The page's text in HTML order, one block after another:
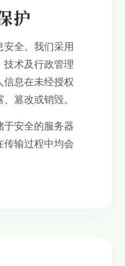
护
全。我们采用
技术及行政管理
息在未经授权
篡改或销毁。
于安全的服务器
传输过程中均会